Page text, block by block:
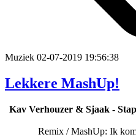
Muziek 02-07-2019 19:56:38
Lekkere MashUp!
Kav Verhouzer & Sjaak -
Remix / MashUp: Ik